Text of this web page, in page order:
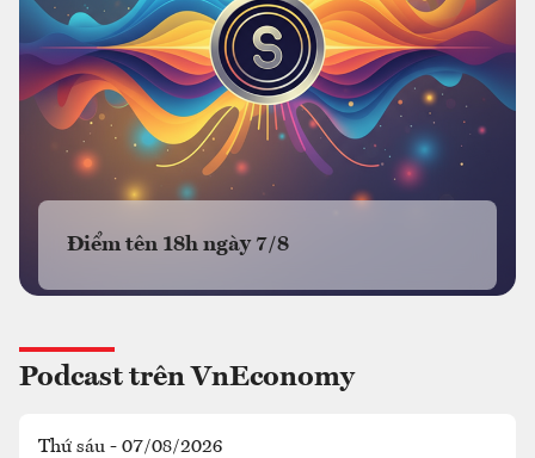
Điểm tên 18h ngày 7/8
Podcast trên VnEconomy
Thứ sáu - 07/08/2026